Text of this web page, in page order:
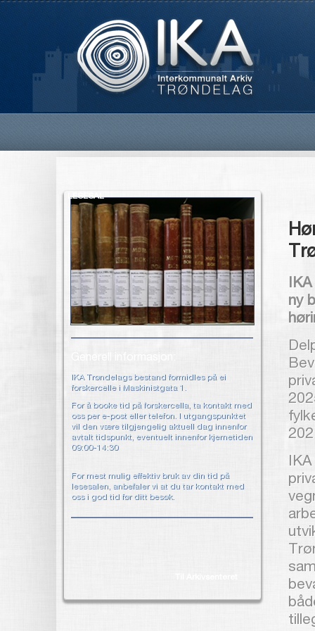
LESESAL
IKA Trøndelags bestand formidles på ei
forskercelle i Maskinistgata 1.
For å booke tid på forskercella, ta kontakt med
oss per e-post eller telefon. I utgangspunktet
vil den være tilgjengelig aktuell dag innenfor
avtalt tidspunkt, eventuelt innenfor kjernetiden
09:00-14:30
For mest mulig effektiv bruk av din tid på
lesesalen, anbefaler vi at du tar kontakt med
oss i god tid før ditt besøk.
ny